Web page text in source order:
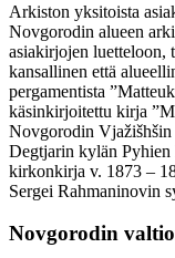
Arkiston yksitoista
Novgorodin alueen
asiakirjojen luetteloon,
kansallinen että
pergamentista
käsinkirjoitettu kirja
Novgorodin Vjažišhšin
Degtjarin kylän Pyhien
kirkonkirja v. 1873 –
Sergei Rahmaninovin
Novgorodin